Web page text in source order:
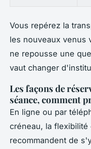
Vous repérez la
les nouveaux venus
ne repousse une
vaut changer
Les façons de
séance, comment
En ligne ou par
créneau, la flexibilité
recommandent de